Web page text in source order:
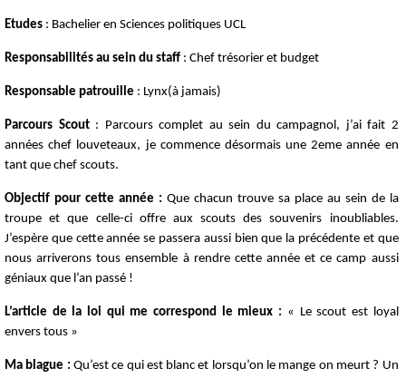
Etudes : Bachelier en Sciences politiques UCL
Responsabilités au sein du staff : Chef trésorier et budget
Responsable patrouille : Lynx(à jamais)
Parcours Scout: Parcours complet au sein du campagnol, j’ai fait 2
années chef louveteaux, je commence désormais une 2eme année en
tant que chef scouts.
Objectif pour cette année : Que chacun trouve sa place au sein de la
troupe et que celle-ci offre aux scouts des souvenirs inoubliables.
J’espère que cette année se passera aussi bien que la précédente et que
nous arriverons tous ensemble à rendre cette année et ce camp aussi
géniaux que l’an passé !
L’article de la loi qui me correspond le mieux : « Le scout est loyal
envers tous »
Ma blague : Qu’est ce qui est blanc et lorsqu’on le mange on meurt ? Un